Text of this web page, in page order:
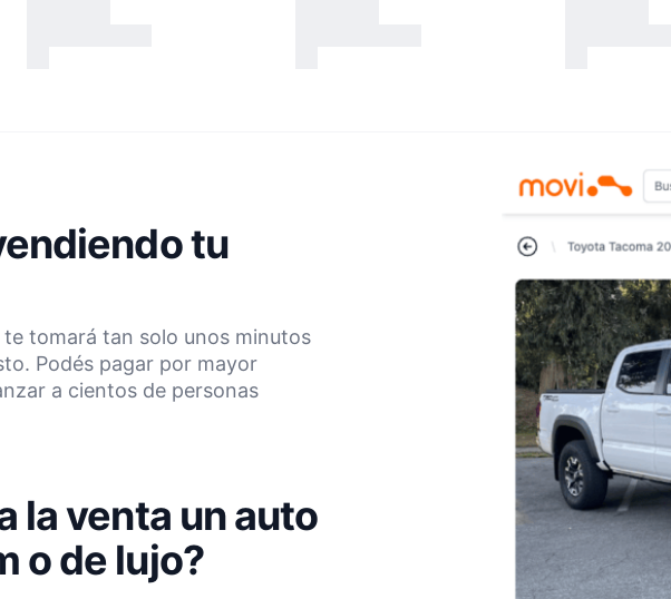
tu
tomará tan solo unos minutos
Podés pagar por mayor
a cientos de personas
la venta un auto
o de lujo?